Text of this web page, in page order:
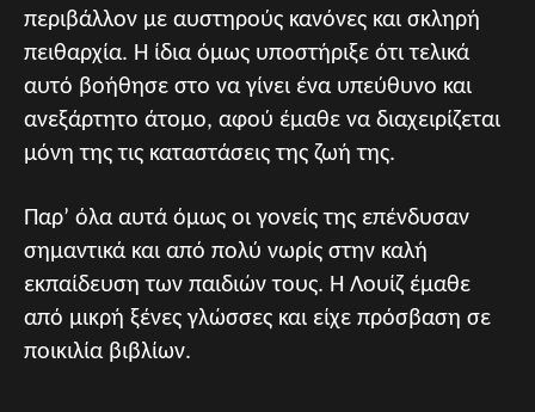
περιβάλλον με αυστηρούς κανόνες και σκληρή
πειθαρχία. Η ίδια όμως υποστήριξε ότι τελικά
αυτό βοήθησε στο να γίνει ένα υπεύθυνο και
ανεξάρτητο άτομο, αφού έμαθε να διαχειρίζεται
μόνη της τις καταστάσεις της ζωή της.
Παρ’ όλα αυτά όμως οι γονείς της επένδυσαν
σημαντικά και από πολύ νωρίς στην καλή
εκπαίδευση των παιδιών τους. Η Λουίζ έμαθε
από μικρή ξένες γλώσσες και είχε πρόσβαση σε
ποικιλία βιβλίων.